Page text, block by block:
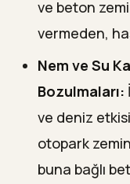
ve beton
vermeden,
Nem ve Su
Bozulmaları:
ve deniz
otopark
buna bağlı